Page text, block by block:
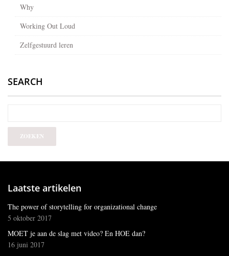
Why
Working Out Loud
Zelfgestuurd leren
SEARCH
Laatste artikelen
The power of storytelling for organizational change
5 oktober 2017
MOET je aan de slag met video? En HOE dan?
16 juni 2017